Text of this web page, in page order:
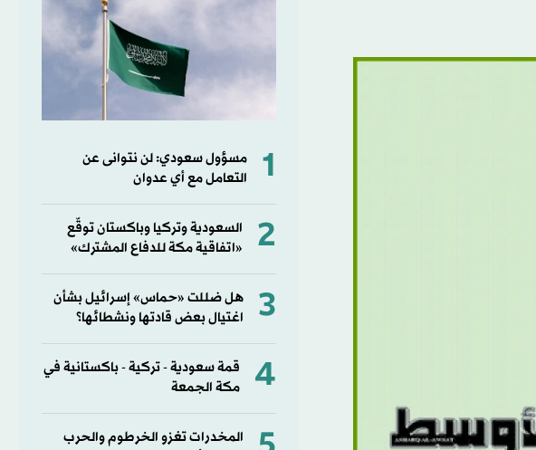
1
مسؤول سعودي: لن نتوانى عن
التعامل مع أي عدوان
2
السعودية وتركيا وباكستان توقّع
«اتفاقية مكة للدفاع المشترك»
3
هل ضللت «حماس» إسرائيل بشأن
اغتيال بعض قادتها ونشطائها؟
4
قمة سعودية - تركية - باكستانية في
مكة الجمعة
المخدرات تغزو الخرطوم والحرب